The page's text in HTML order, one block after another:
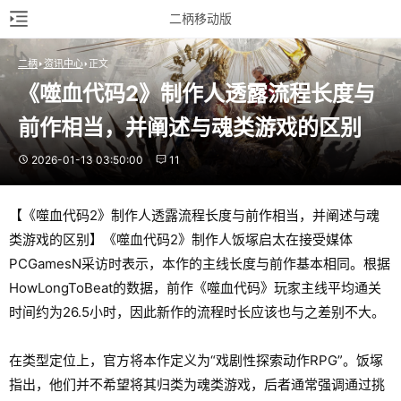
二柄移动版
二柄 资讯中心 正文
《噬血代码2》制作人透露流程长度与
前作相当，并阐述与魂类游戏的区别
2026-01-13 03:50:00 11
【《噬血代码2》制作人透露流程长度与前作相当，并阐述与魂
类游戏的区别】《噬血代码2》制作人饭塚启太在接受媒体
PCGamesN采访时表示，本作的主线长度与前作基本相同。根据
HowLongToBeat的数据，前作《噬血代码》玩家主线平均通关
时间约为26.5小时，因此新作的流程时长应该也与之差别不大。
在类型定位上，官方将本作定义为“戏剧性探索动作RPG”。饭塚
指出，他们并不希望将其归类为魂类游戏，后者通常强调通过挑